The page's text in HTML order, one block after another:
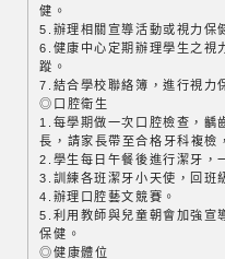
健。
5.辦理相關宣導活動或視力保
6.健康中心定期辦理學生之視
蹤。
7.結合學校聯絡簿，進行視力
◎口腔衛生
1.每學期做一次口腔檢查，齲
長，請家長帶至合格牙科複檢
2.學生每日午餐後進行潔牙，
3.訓練各班潔牙小天使，回班
4.辦理口腔藝文競賽。
5.利用教師與兒童朝會加強宣
保健。
◎健康體位